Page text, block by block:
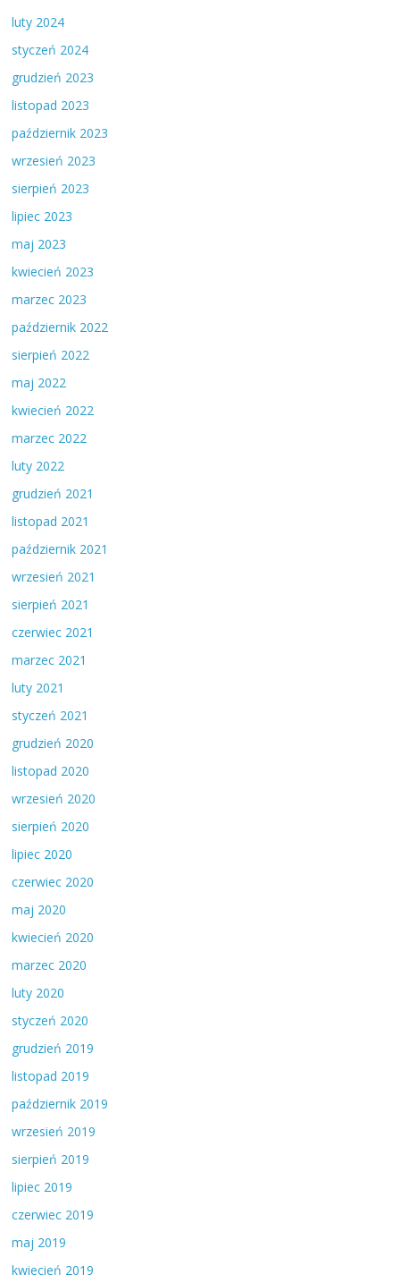
luty 2024
styczeń 2024
grudzień 2023
listopad 2023
październik 2023
wrzesień 2023
sierpień 2023
lipiec 2023
maj 2023
kwiecień 2023
marzec 2023
październik 2022
sierpień 2022
maj 2022
kwiecień 2022
marzec 2022
luty 2022
grudzień 2021
listopad 2021
październik 2021
wrzesień 2021
sierpień 2021
czerwiec 2021
marzec 2021
luty 2021
styczeń 2021
grudzień 2020
listopad 2020
wrzesień 2020
sierpień 2020
lipiec 2020
czerwiec 2020
maj 2020
kwiecień 2020
marzec 2020
luty 2020
styczeń 2020
grudzień 2019
listopad 2019
październik 2019
wrzesień 2019
sierpień 2019
lipiec 2019
czerwiec 2019
maj 2019
kwiecień 2019